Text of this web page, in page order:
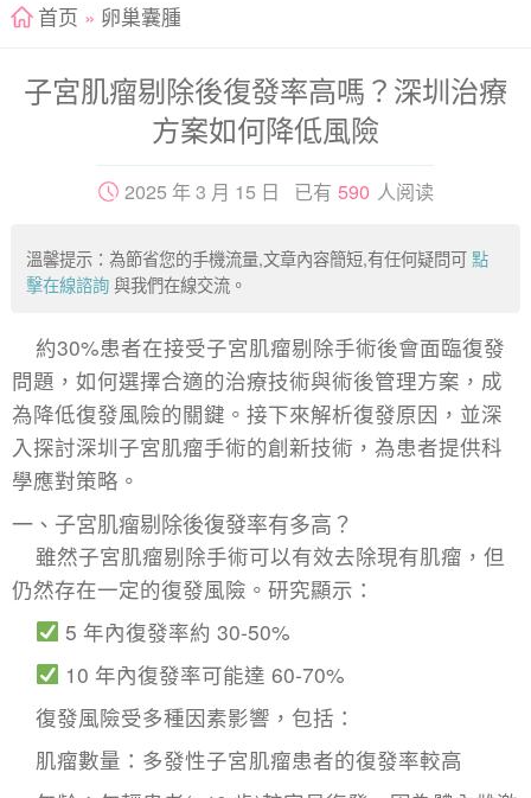
首页 » 卵巢囊腫
子宮肌瘤剔除後復發率高嗎？深圳治療
方案如何降低風險
2025 年 3 月 15 日 已有 590 人阅读
溫馨提示：為節省您的手機流量,文章內容簡短,有任何疑問可點
擊在線諮詢 與我們在線交流。
約30%患者在接受子宮肌瘤剔除手術後會面臨復發
問題，如何選擇合適的治療技術與術後管理方案，成
為降低復發風險的關鍵。接下來解析復發原因，並深
入探討深圳子宮肌瘤手術的創新技術，為患者提供科
學應對策略。
一、子宮肌瘤剔除後復發率有多高？
雖然子宮肌瘤剔除手術可以有效去除現有肌瘤，但
仍然存在一定的復發風險。研究顯示：
5 年內復發率約 30-50%
10 年內復發率可能達 60-70%
復發風險受多種因素影響，包括：
肌瘤數量： 多發性子宮肌瘤患者的復發率較高